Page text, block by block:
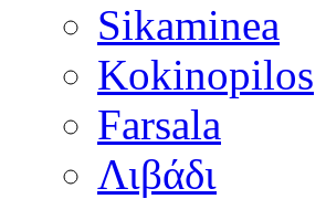
Sikaminea
Kokinopilos
Farsala
Λιβάδι